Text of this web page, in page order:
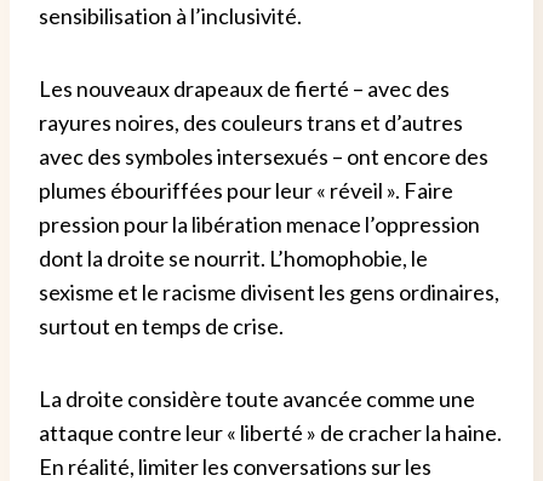
sensibilisation à l’inclusivité.
Les nouveaux drapeaux de fierté – avec des
rayures noires, des couleurs trans et d’autres
avec des symboles intersexués – ont encore des
plumes ébouriffées pour leur « réveil ». Faire
pression pour la libération menace l’oppression
dont la droite se nourrit. L’homophobie, le
sexisme et le racisme divisent les gens ordinaires,
surtout en temps de crise.
La droite considère toute avancée comme une
attaque contre leur « liberté » de cracher la haine.
En réalité, limiter les conversations sur les